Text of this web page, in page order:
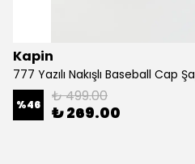
Kapin
%46 ₺ 499.00
₺ 269.00